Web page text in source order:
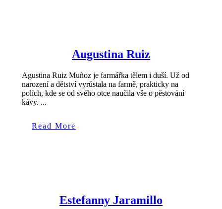
Augustina Ruiz
Agustina Ruiz Muñoz je farmářka tělem i duší. Už od
narození a dětství vyrůstala na farmě, prakticky na
polích, kde se od svého otce naučila vše o pěstování
kávy. ...
Read More
Estefanny Jaramillo